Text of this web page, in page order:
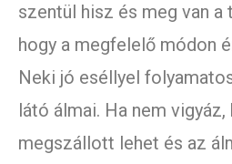
szentül hisz és meg van a
hogy a megfelelő módon
Neki jó eséllyel
látó álmai. Ha nem
megszállott lehet és az